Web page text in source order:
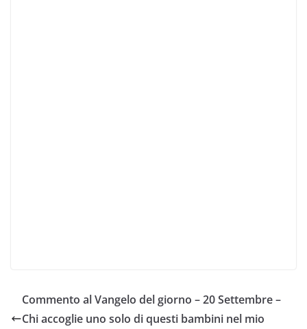
Commento al Vangelo del giorno – 20 Settembre –
Chi accoglie uno solo di questi bambini nel mio